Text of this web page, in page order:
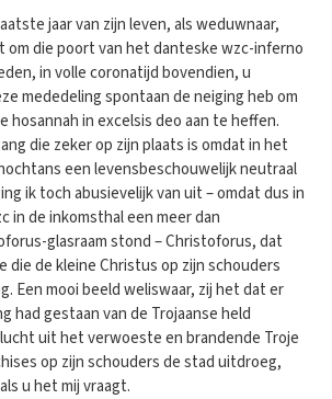
jaar van zijn leven, als weduwnaar,
die poort van het danteske wzc-inferno
in volle coronatijd bovendien, u
mededeling spontaan de neiging heb om
hosannah in excelsis deo aan te heffen.
die zeker op zijn plaats is omdat in het
een levensbeschouwelijk neutraal
ik toch abusievelijk van uit – omdat dus in
in de inkomsthal een meer dan
glasraam stond – Christoforus, dat
die de kleine Christus op zijn schouders
Een mooi beeld weliswaar, zij het dat er
had gestaan van de Trojaanse held
uit het verwoeste en brandende Troje
op zijn schouders de stad uitdroeg,
u het mij vraagt.